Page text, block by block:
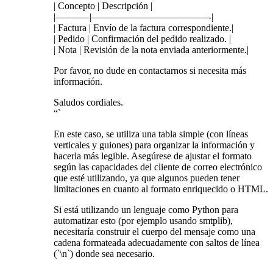
| Concepto | Descripción |
|———–|————————————-|
| Factura | Envío de la factura correspondiente.|
| Pedido | Confirmación del pedido realizado. |
| Nota | Revisión de la nota enviada anteriormente.|
Por favor, no dude en contactarnos si necesita más
información.
Saludos cordiales.
“`
En este caso, se utiliza una tabla simple (con líneas
verticales y guiones) para organizar la información y
hacerla más legible. Asegúrese de ajustar el formato
según las capacidades del cliente de correo electrónico
que esté utilizando, ya que algunos pueden tener
limitaciones en cuanto al formato enriquecido o HTML.
Si está utilizando un lenguaje como Python para
automatizar esto (por ejemplo usando smtplib),
necesitaría construir el cuerpo del mensaje como una
cadena formateada adecuadamente con saltos de línea
(`\n`) donde sea necesario.